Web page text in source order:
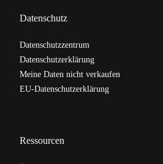
Datenschutz
Datenschutzzentrum
Datenschutzerklärung
Meine Daten nicht verkaufen
EU-Datenschutzerklärung
Ressourcen